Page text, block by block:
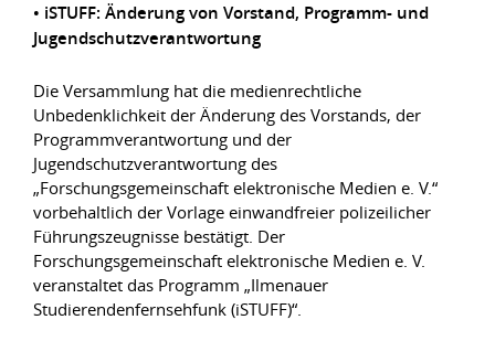
• iSTUFF: Änderung von Vorstand, Programm- und
Jugendschutzverantwortung
Die Versammlung hat die medienrechtliche
Unbedenklichkeit der Änderung des Vorstands, der
Programmverantwortung und der
Jugendschutzverantwortung des
„Forschungsgemeinschaft elektronische Medien e. V.“
vorbehaltlich der Vorlage einwandfreier polizeilicher
Führungszeugnisse bestätigt. Der
Forschungsgemeinschaft elektronische Medien e. V.
veranstaltet das Programm „Ilmenauer
Studierendenfernsehfunk (iSTUFF)“.